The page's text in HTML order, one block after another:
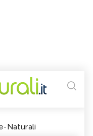
Naturali